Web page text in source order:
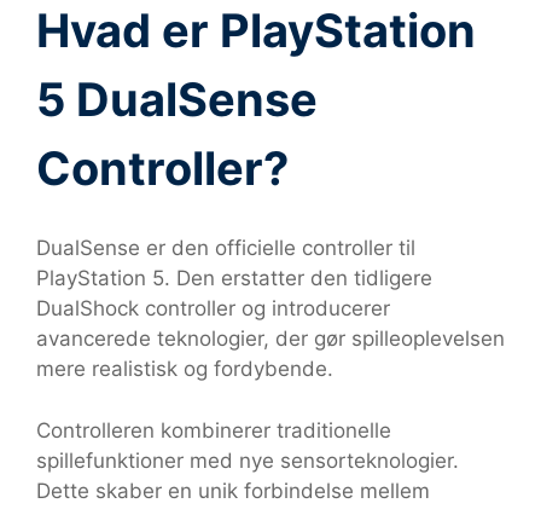
Hvad er PlayStation
5 DualSense
Controller?
DualSense er den officielle controller til
PlayStation 5. Den erstatter den tidligere
DualShock controller og introducerer
avancerede teknologier, der gør spilleoplevelsen
mere realistisk og fordybende.
Controlleren kombinerer traditionelle
spillefunktioner med nye sensorteknologier.
Dette skaber en unik forbindelse mellem